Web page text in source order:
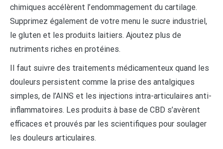
chimiques accélèrent l’endommagement du cartilage.
Supprimez également de votre menu le sucre industriel,
le gluten et les produits laitiers. Ajoutez plus de
nutriments riches en protéines.
Il faut suivre des traitements médicamenteux quand les
douleurs persistent comme la prise des antalgiques
simples, de l’AINS et les injections intra-articulaires anti-
inflammatoires. Les produits à base de CBD s’avèrent
efficaces et prouvés par les scientifiques pour soulager
les douleurs articulaires.